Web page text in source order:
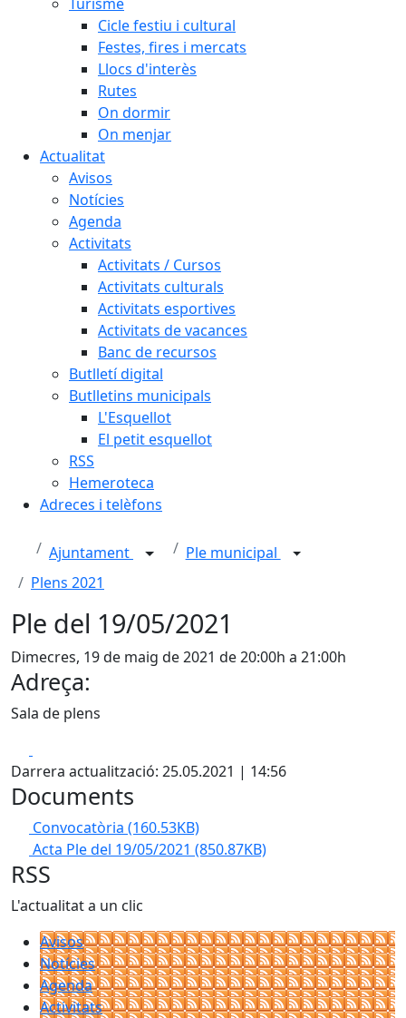
Cicle festiu i cultural
Festes, fires i mercats
Llocs d'interès
Rutes
On dormir
On menjar
Actualitat
Avisos
Notícies
Agenda
Activitats
Activitats / Cursos
Activitats culturals
Activitats esportives
Activitats de vacances
Banc de recursos
Butlletí digital
Butlletins municipals
L'Esquellot
El petit esquellot
RSS
Hemeroteca
Adreces i telèfons
Ajuntament
Ple municipal
Plens 2021
Ple del 19/05/2021
Dimecres, 19 de maig de 2021 de 20:00h a 21:00h
Adreça:
Sala de plens
Darrera actualització: 25.05.2021 | 14:56
Documents
Convocatòria (160.53KB)
Acta Ple del 19/05/2021 (850.87KB)
RSS
L'actualitat a un clic
Avisos
Notícies
Agenda
Activitats